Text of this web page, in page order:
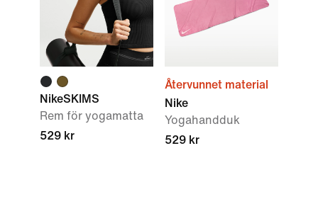
NikeSKIMS
Rem för yogamatta
529 kr
Återvunnet material
Nike
Yogahandduk
529 kr